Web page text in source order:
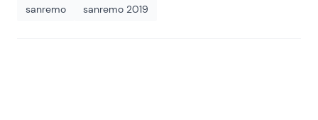
sanremo
sanremo 2019